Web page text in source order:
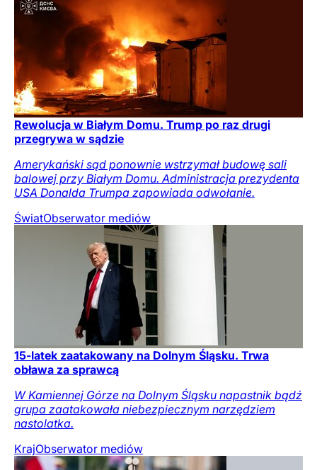
Rewolucja w Białym Domu. Trump po raz drugi
przegrywa w sądzie
Amerykański sąd ponownie wstrzymał budowę sali
balowej przy Białym Domu. Administracja prezydenta
USA Donalda Trumpa zapowiada odwołanie.
ŚwiatObserwator mediów
15-latek zaatakowany na Dolnym Śląsku. Trwa
obława za sprawcą
W Kamiennej Górze na Dolnym Śląsku napastnik bądź
grupa zaatakowała niebezpiecznym narzędziem
nastolatka.
KrajObserwator mediów